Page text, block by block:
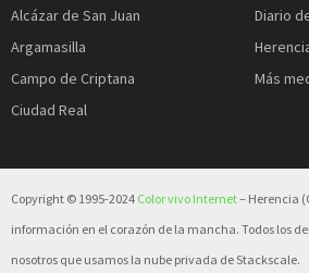
Alcázar de San Juan
Argamasilla
Campo de Criptana
Ciudad Real
Diario
Más
Copyright © 1995-2024 Color vivo Internet– Herencia
información en el corazón de la mancha. Todos los
nosotros que usamos la nube privada de Stackscale.